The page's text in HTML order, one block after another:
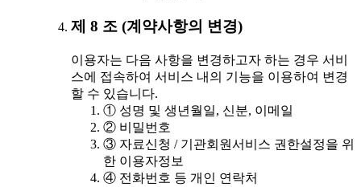
제 8 조 (계약사항의 변경)
이용자는 다음 사항을 변경하고자 하는 경우 서비
스에 접속하여 서비스 내의 기능을 이용하여 변경
할 수 있습니다.
① 성명 및 생년월일, 신분, 이메일
② 비밀번호
③ 자료신청 / 기관회원서비스 권한설정을 위
한 이용자정보
④ 전화번호 등 개인 연락처